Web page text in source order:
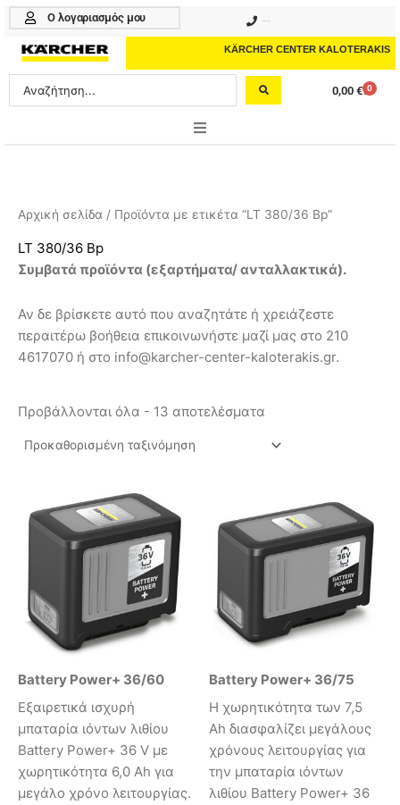
Μετάβαση
περιεχόμενο
Ο λογαριασμός μου
KÄRCHER CENTER KALOTERAKIS
Search
...
0,00 € 0
Cart
PROFESSIONAL
ΑΞΕΣΟΥΑΡ
ΚΑΘΑΡΙΣΤΙΚΑ
ΥΠΗΡΕΣΙΕΣ-ΝΕΑ-ΛΥΣΕΙΣ
Αρχική σελίδα / Προϊόντα με ετικέτα “LT 380/36 Bp”
LT 380/36 Bp
Συμβατά προϊόντα (εξαρτήματα/ ανταλλακτικά).
Αν δε βρίσκετε αυτό που αναζητάτε ή χρειάζεστε
περαιτέρω βοήθεια επικοινωνήστε μαζί μας στο 210
4617070 ή στο info@karcher-center-kaloterakis.gr.
Προβάλλονται όλα - 13 αποτελέσματα
Battery Power+ 36/60
Εξαιρετικά ισχυρή
μπαταρία ιόντων λιθίου
Battery Power+ 36 V με
χωρητικότητα 6,0 Ah για
μεγάλο χρόνο λειτουργίας.
Battery Power+ 36/75
Η χωρητικότητα των 7,5
Ah διασφαλίζει μεγάλους
χρόνους λειτουργίας για
την μπαταρία ιόντων
λιθίου Battery Power+ 36